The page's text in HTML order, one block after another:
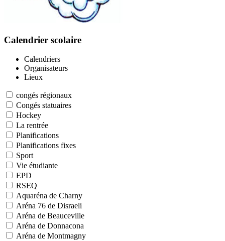
Calendrier scolaire
Calendriers
Organisateurs
Lieux
congés régionaux
Congés statuaires
Hockey
La rentrée
Planifications
Planifications fixes
Sport
Vie étudiante
EPD
RSEQ
Aquaréna de Charny
Aréna 76 de Disraeli
Aréna de Beauceville
Aréna de Donnacona
Aréna de Montmagny